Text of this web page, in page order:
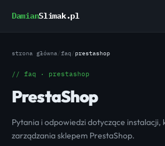
DamianSlimak.pl
strona główna/faq /prestashop
// faq · prestashop
PrestaShop
Pytania i odpowiedzi dotyczące instalacji,
zarządzania sklepem PrestaShop.